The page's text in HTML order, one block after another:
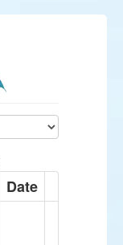
Date